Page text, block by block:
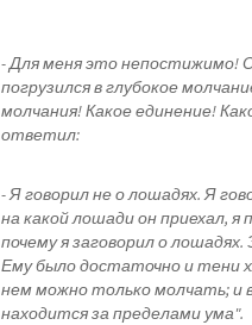
- Для меня это непостижимо!
погрузился в глубокое
молчания! Какое единение!
ответил:
- Я говорил не о лошадях. Я
на какой лошади он приехал,
почему я заговорил о
Ему было достаточно и тени
нем можно только молчать;
находится за пределами ума".